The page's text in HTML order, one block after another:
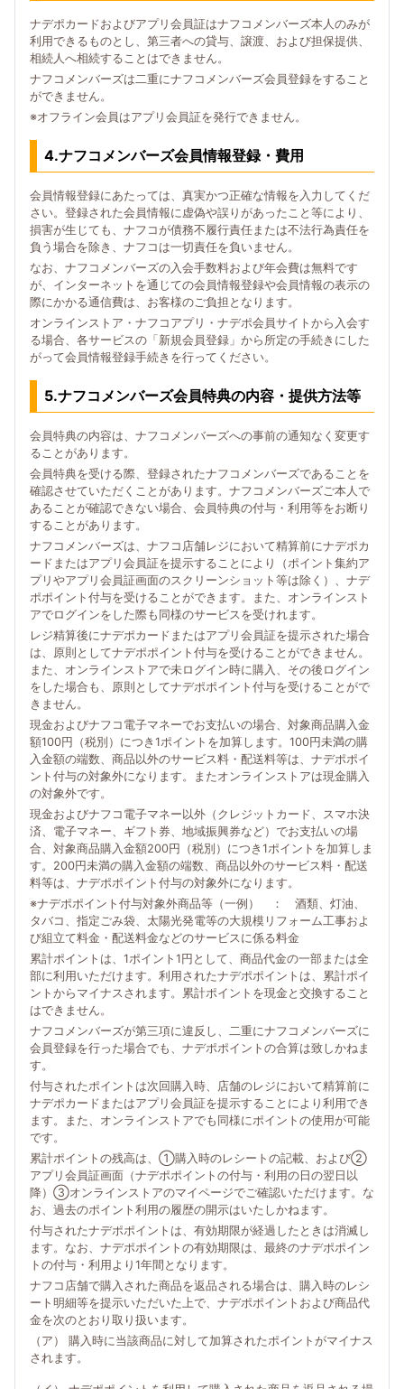
ナデポカードおよびアプリ会員証はナフコメンバーズ本人のみが
利用できるものとし、第三者への貸与、譲渡、および担保提供、
相続人へ相続することはできません。
ナフコメンバーズは二重にナフコメンバーズ会員登録をすること
ができません。
※オフライン会員はアプリ会員証を発行できません。
4.ナフコメンバーズ会員情報登録・費用
会員情報登録にあたっては、真実かつ正確な情報を入力してくだ
さい。登録された会員情報に虚偽や誤りがあったこと等により、
損害が生じても、ナフコが債務不履行責任または不法行為責任を
負う場合を除き、ナフコは一切責任を負いません。
なお、ナフコメンバーズの入会手数料および年会費は無料です
が、インターネットを通じての会員情報登録や会員情報の表示の
際にかかる通信費は、お客様のご負担となります。
オンラインストア・ナフコアプリ・ナデポ会員サイトから入会す
る場合、各サービスの「新規会員登録」から所定の手続きにした
がって会員情報登録手続きを行ってください。
5.ナフコメンバーズ会員特典の内容・提供方法等
会員特典の内容は、ナフコメンバーズへの事前の通知なく変更す
ることがあります。
会員特典を受ける際、登録されたナフコメンバーズであることを
確認させていただくことがあります。ナフコメンバーズご本人で
あることが確認できない場合、会員特典の付与・利用等をお断り
することがあります。
ナフコメンバーズは、ナフコ店舗レジにおいて精算前にナデポカ
ードまたはアプリ会員証を提示することにより（ポイント集約ア
プリやアプリ会員証画面のスクリーンショット等は除く）、ナデ
ポポイント付与を受けることができます。また、オンラインスト
アでログインをした際も同様のサービスを受けれます。
レジ精算後にナデポカードまたはアプリ会員証を提示された場合
は、原則としてナデポポイント付与を受けることができません。
また、オンラインストアで未ログイン時に購入、その後ログイン
をした場合も、原則としてナデポポイント付与を受けることがで
きません。
現金およびナフコ電子マネーでお支払いの場合、対象商品購入金
額100円（税別）につき1ポイントを加算します。100円未満の購
入金額の端数、商品以外のサービス料・配送料等は、ナデポポイ
ント付与の対象外になります。またオンラインストアは現金購入
の対象外です。
現金およびナフコ電子マネー以外（クレジットカード、スマホ決
済、電子マネー、ギフト券、地域振興券など）でお支払いの場
合、対象商品購入金額200円（税別）につき1ポイントを加算しま
す。200円未満の購入金額の端数、商品以外のサービス料・配送
料等は、ナデポポイント付与の対象外になります。
※ナデポポイント付与対象外商品等（一例） ： 酒類、灯油、
タバコ、指定ごみ袋、太陽光発電等の大規模リフォーム工事およ
び組立て料金・配送料金などのサービスに係る料金
累計ポイントは、1ポイント1円として、商品代金の一部または全
部に利用いただけます。利用されたナデポポイントは、累計ポイ
ントからマイナスされます。累計ポイントを現金と交換すること
はできません。
ナフコメンバーズが第三項に違反し、二重にナフコメンバーズに
会員登録を行った場合でも、ナデポポイントの合算は致しかねま
す。
付与されたポイントは次回購入時、店舗のレジにおいて精算前に
ナデポカードまたはアプリ会員証を提示することにより利用でき
ます。また、オンラインストアでも同様にポイントの使用が可能
です。
累計ポイントの残高は、①購入時のレシートの記載、および②
アプリ会員証画面（ナデポポイントの付与・利用の日の翌日以
降）③オンラインストアのマイページでご確認いただけます。な
お、過去のポイント利用の履歴の開示はいたしかねます。
付与されたナデポポイントは、有効期限が経過したときは消滅し
ます。なお、ナデポポイントの有効期限は、最終のナデポポイン
トの付与・利用より1年間となります。
ナフコ店舗で購入された商品を返品される場合は、購入時のレシ
ート明細等を提示いただいた上で、ナデポポイントおよび商品代
金を次のとおり取り扱います。
（ア） 購入時に当該商品に対して加算されたポイントがマイナス
されます。